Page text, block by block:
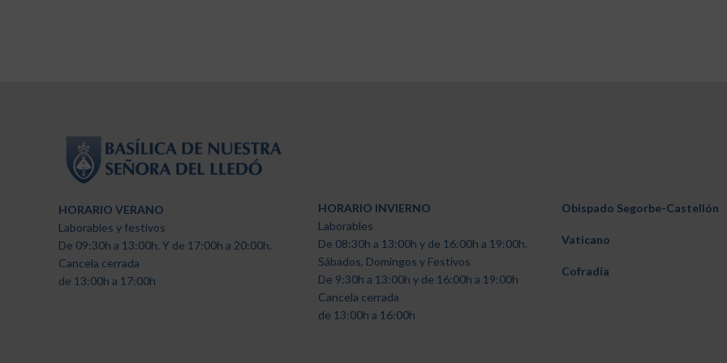
HORARIO VERANO
Laborables y festivos
De 09:30h a 13:00h. Y de 17:00h a 20:00h.
Cancela cerrada
de 13:00h a 17:00h
HORARIO INVIERNO
Laborables
De 08:30h a 13:00h y de 16:00h a 19:00h.
Sábados, Domingos y Festivos
De 9:30h a 13:00h y de 16:00h a 19:00h
Cancela cerrada
de 13:00h a 16:00h
Obispado Segorbe-Castellón
Vaticano
Cofradía